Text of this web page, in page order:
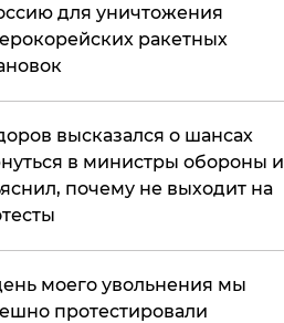
для уничтожения
ракетных
высказался о шансах
в министры обороны и
почему не выходит на
моего увольнения мы
протестировали